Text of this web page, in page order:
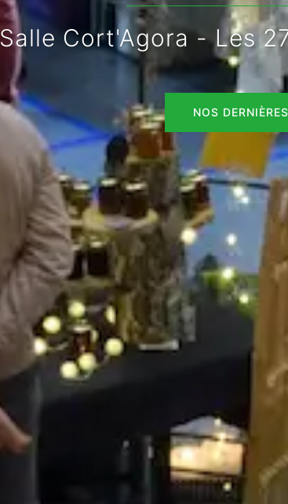
Salle Cort'Agora - Les
NOS